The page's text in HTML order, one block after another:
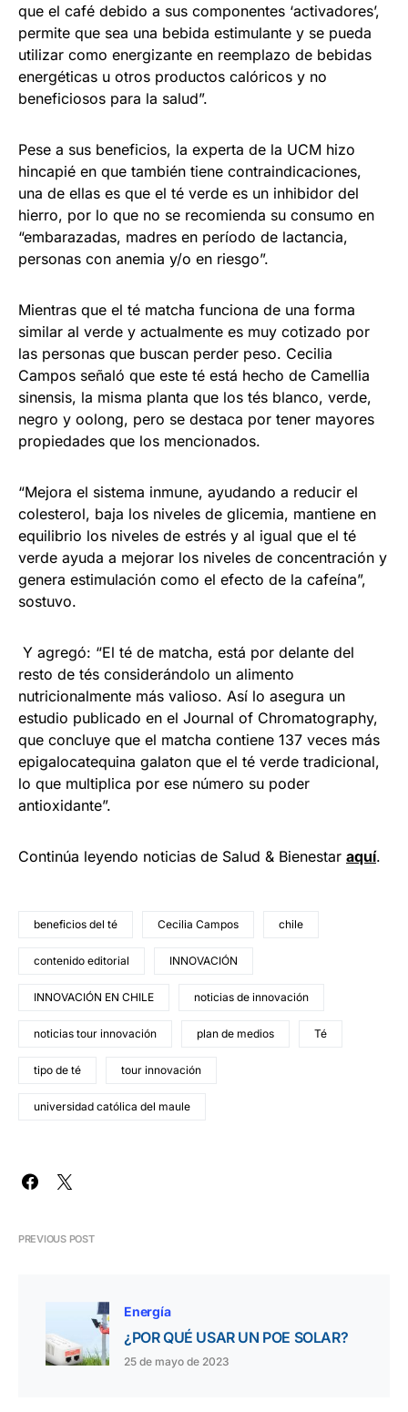
que el café debido a sus componentes ‘activadores’,
permite que sea una bebida estimulante y se pueda
utilizar como energizante en reemplazo de bebidas
energéticas u otros productos calóricos y no
beneficiosos para la salud”.
Pese a sus beneficios, la experta de la UCM hizo
hincapié en que también tiene contraindicaciones,
una de ellas es que el té verde es un inhibidor del
hierro, por lo que no se recomienda su consumo en
“embarazadas, madres en período de lactancia,
personas con anemia y/o en riesgo”.
Mientras que el té matcha funciona de una forma
similar al verde y actualmente es muy cotizado por
las personas que buscan perder peso. Cecilia
Campos señaló que este té está hecho de Camellia
sinensis, la misma planta que los tés blanco, verde,
negro y oolong, pero se destaca por tener mayores
propiedades que los mencionados.
“Mejora el sistema inmune, ayudando a reducir el
colesterol, baja los niveles de glicemia, mantiene en
equilibrio los niveles de estrés y al igual que el té
verde ayuda a mejorar los niveles de concentración y
genera estimulación como el efecto de la cafeína”,
sostuvo.
Y agregó: “El té de matcha, está por delante del
resto de tés considerándolo un alimento
nutricionalmente más valioso. Así lo asegura un
estudio publicado en el Journal of Chromatography,
que concluye que el matcha contiene 137 veces más
epigalocatequina galaton que el té verde tradicional,
lo que multiplica por ese número su poder
antioxidante”.
Continúa leyendo noticias de Salud & Bienestar aquí.
beneficios del té Cecilia Campos chile
contenido editorial INNOVACIÓN
INNOVACIÓN EN CHILE noticias de innovación
noticias tour innovación plan de medios Té
tipo de té tour innovación
universidad católica del maule
PREVIOUS POST
Energía
¿POR QUÉ USAR UN POE SOLAR?
25 de mayo de 2023